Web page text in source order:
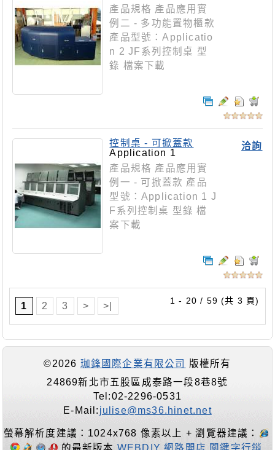
產品規格 產品應用實
例二 - 多功能置物櫃款
產品型號：Applicatio
n 2 JF系列控制桌 型
錄 檔案下載
洽詢
控制桌 - 可掀蓋款
Application 1
產品規格 產品應用實
例一 - 可掀蓋款 產品
型號：Application 1 J
F系列控制桌 型錄 檔
案下載
1 2 3 > >| 1 - 20 / 59 (共 3 頁)
©2026 珈鋒國際企業有限公司
版權所有
24869新北市五股區成泰路一段8巷8號
Tel:02-2296-0531
E-Mail: julise@ms36.hinet.net
螢幕解析度建議：1024x768 像素以上 + 瀏覽器建議：
的最新版本 WEBDIY 網路開店 關鍵字行銷